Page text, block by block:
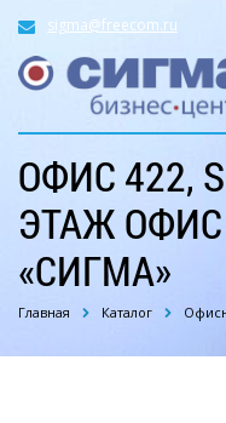
sigma@freecom.ru
ОФИС 422,
ЭТАЖ
«СИГМА»
Главная Каталог